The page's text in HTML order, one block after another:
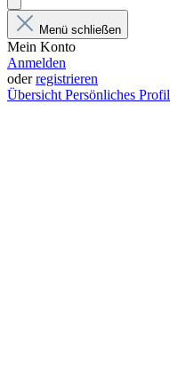
Menü schließen
Mein Konto
Anmelden
oderregistrieren
Übersicht Persönliches Profil